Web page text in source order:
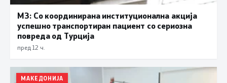
МЗ: Со координирана институционална акција
успешно транспортиран пациент со сериозна
повреда од Турција
пред 12 ч.
МАКЕДОНИЈА